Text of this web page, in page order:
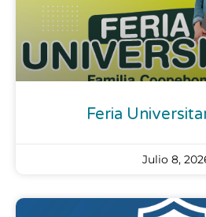
Feria
Julio 8,